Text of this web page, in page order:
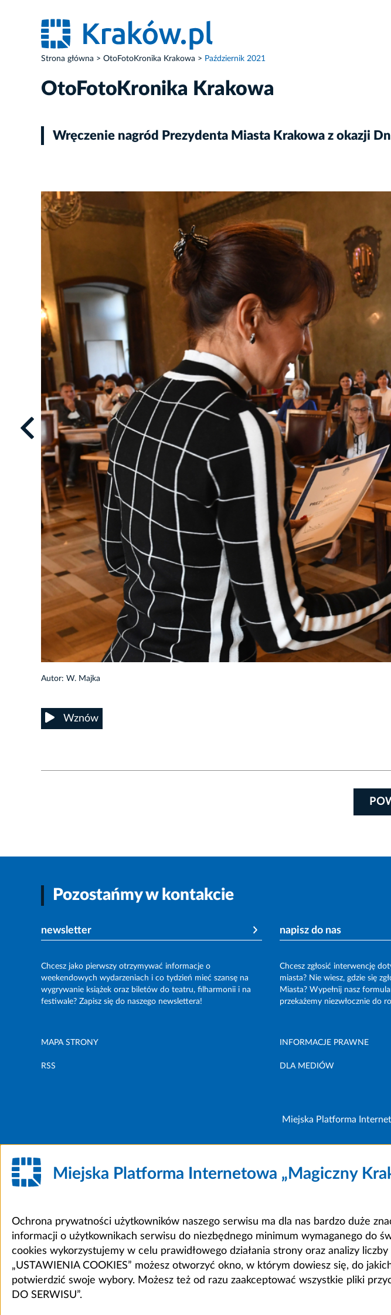
Strona główna OtoFotoKronika Krakowa Październik 2021
OtoFotoKronika Krakowa
Wręczenie nagród Prezydenta Miasta Krakowa z okazji
Autor: W. Majka
Wznów
Pozostańmy w kontakcie
newsletter
Chcesz jako pierwszy otrzymywać informacje o
weekendowych wydarzeniach i co tydzień mieć szansę na
wygrywanie książek oraz biletów do teatru, filharmonii i na
festiwale? Zapisz się do naszego newslettera!
napisz do nas
Chcesz zgłosić interwencję
miasta? Nie wiesz, gdzie się
Miasta? Wypełnij nasz
przekażemy niezwłocznie do
MAPA STRONY INFORMACJE PRAWNE
RSS DLA MEDIÓW
Miejska Platforma
Miejska Platforma Internetowa „Magiczny
Ochrona prywatności użytkowników naszego serwisu ma dla nas bardzo duże
informacji o użytkownikach serwisu do niezbędnego minimum wymaganego do
cookies wykorzystujemy w celu prawidłowego działania strony oraz analizy
„USTAWIENIA COOKIES” możesz otworzyć okno, w którym dowiesz się, do
potwierdzić swoje wybory. Możesz też od razu zaakceptować wszystkie pliki
DO SERWISU”.